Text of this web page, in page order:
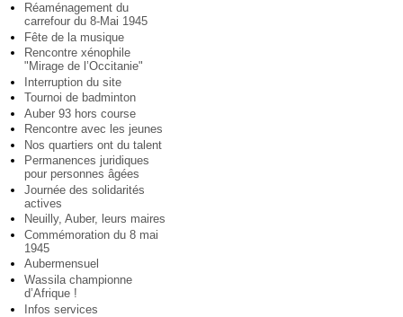
Réaménagement du
carrefour du 8-Mai 1945
Fête de la musique
Rencontre xénophile
"Mirage de l’Occitanie"
Interruption du site
Tournoi de badminton
Auber 93 hors course
Rencontre avec les jeunes
Nos quartiers ont du talent
Permanences juridiques
pour personnes âgées
Journée des solidarités
actives
Neuilly, Auber, leurs maires
Commémoration du 8 mai
1945
Aubermensuel
Wassila championne
d’Afrique !
Infos services